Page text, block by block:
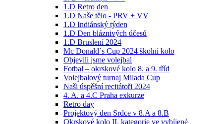
1.D Retro den
1.D Naše tělo - PRV + VV
1.D Indiánský týden
1.D Den bláznivých účesů
1.D Bruslení 2024
Mc Donald´s Cup 2024 školní kolo
Objevili jsme volejbal
Fotbal – okrskové kolo 8. a 9. tříd
Volejbalový turnaj Milada Cup
Naši úspěšní recitátoři 2024
4. A. a 4.C Praha exkurze
Retro day
Projektový den Srdce v 8.A a 8.B
Okrskové kolo II. kategorie ve vybíjené